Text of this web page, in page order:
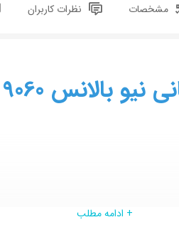
مشخصات نظرات کاربران
نیو بالانس 9060
+ ادامه مطلب